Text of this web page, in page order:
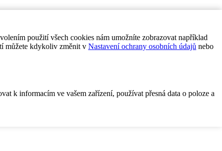
použití všech cookies nám umožníte zobrazovat například
můžete kdykoliv změnit v Nastavení ochrany osobních údajů nebo
k informacím ve vašem zařízení, používat přesná data o poloze a